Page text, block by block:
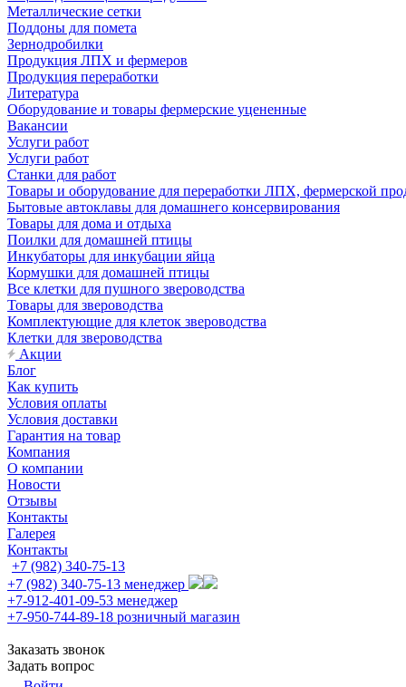
Металлические сетки
Поддоны для помета
Зернодробилки
Продукция ЛПХ и фермеров
Продукция переработки
Литература
Оборудование и товары фермерские уцененные
Вакансии
Услуги работ
Услуги работ
Станки для работ
Товары и оборудование для переработки ЛПХ, фермерской
Бытовые автоклавы для домашнего консервирования
Товары для дома и отдыха
Поилки для домашней птицы
Инкубаторы для инкубации яйца
Кормушки для домашней птицы
Все клетки для пушного звероводства
Товары для звероводства
Комплектующие для клеток звероводства
Клетки для звероводства
Акции
Блог
Как купить
Условия оплаты
Условия доставки
Гарантия на товар
Компания
О компании
Новости
Отзывы
Контакты
Галерея
Контакты
+7 (982) 340-75-13
+7 (982) 340-75-13 менеджер
+7-912-401-09-53 менеджер
+7-950-744-89-18 розничный магазин
Заказать звонок
Задать вопрос